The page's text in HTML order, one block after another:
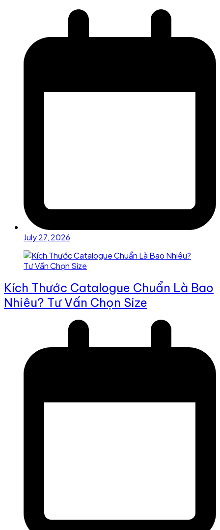
July 27, 2026
Kích Thước Catalogue Chuẩn Là Bao
Nhiêu? Tư Vấn Chọn Size